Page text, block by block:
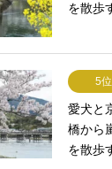
を散歩
5位
愛犬と
橋から
を散歩